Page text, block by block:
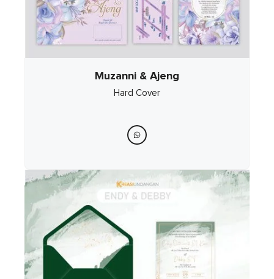
Muzanni & Ajeng
Hard Cover